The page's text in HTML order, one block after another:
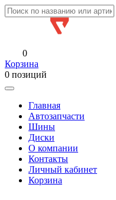
0
Корзина
0 позиций
Главная
Автозапчасти
Шины
Диски
О компании
Контакты
Личный кабинет
Корзина